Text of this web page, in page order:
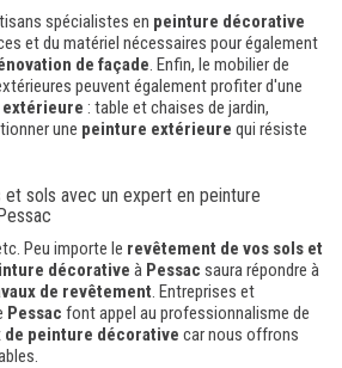
spécialistes en peinture décorative
et du matériel nécessaires pour également
de façade. Enfin, le mobilier de
peuvent également profiter d'une
: table et chaises de jardin,
une peinture extérieure qui résiste
sols avec un expert en peinture
Peu importe le revêtement de vos sols et
décorative à Pessac saura répondre à
de revêtement. Entreprises et
Pessac font appel au professionnalisme de
de peinture décorative car nous offrons